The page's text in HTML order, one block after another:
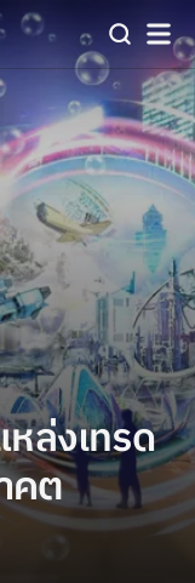
ล่งเทรด
คต